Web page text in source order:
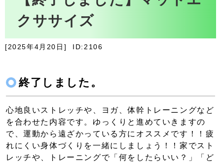
クササイズ
[2025年4月20日] ID:2106
終了しました。
心地良いストレッチや、ヨガ、体幹トレーニングなど
を合わせた内容です。ゆっくりと進めていきますの
で、運動から遠ざかっている方にオススメです！！疲
れにくい身体づくりを一緒にしましょう！！家でスト
レッチや、トレーニングで「何をしたらいい？」「ど